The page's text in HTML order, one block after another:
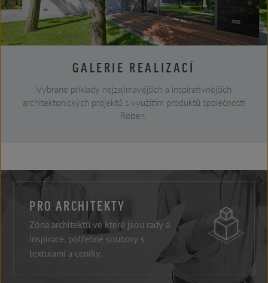
GALERIE REALIZACÍ
Vybrané příklady nejzajímavějších a inspirativnějších
architektonických projektů s využitím produktů společnosti
Röben.
PRO ARCHITEKTY
Zóna architektů ve které jsou rady a
inspirace, potřebné soubory s
texturami a ceníky.